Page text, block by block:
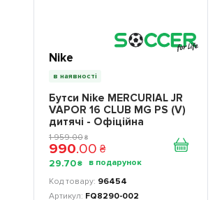
Nike
в наявності
Бутси Nike MERCURIAL JR
VAPOR 16 CLUB MG PS (V)
дитячі - Офіційна
продукція
1 959.00 ₴
990.00 ₴
29.70 ₴
96454
FQ8290-002